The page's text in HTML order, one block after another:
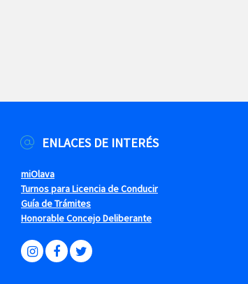
ENLACES DE INTERÉS
miOlava
Turnos para Licencia de Conducir
Guía de Trámites
Honorable Concejo Deliberante